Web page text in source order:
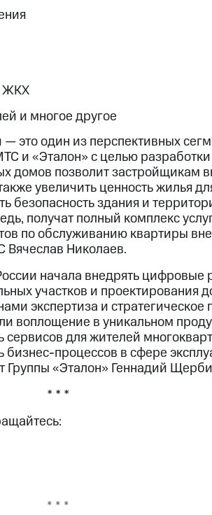
ЖКХ
и многое другое
один из перспективных
и «Эталон» с целью
домов позволит застройщикам
увеличить ценность жилья
безопасность здания и
получат полный комплекс
по обслуживанию квартиры
Вячеслав Николаев.
начала внедрять цифровые
участков и проектирования
экспертиза и стратегическое
воплощение в уникальном
сервисов для жителей
процессов в сфере
«Эталон» Геннадий
* * *
* * *